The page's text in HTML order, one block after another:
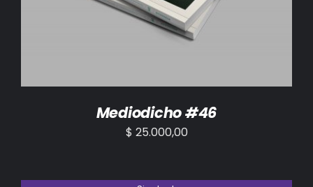
Mediodicho #46
$ 25.000,00